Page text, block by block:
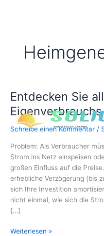
Entdecken Sie
Eigenverbrauchs
Schreibe einen Kommentar /
Problem: Als Verbraucher
Strom ins Netz einspeisen
großen Einfluss auf die
erhebliche Verzögerung (bis
sich Ihre Investition
nicht einmal, wie sich die
[…]
Entdecken
Weiterlesen »